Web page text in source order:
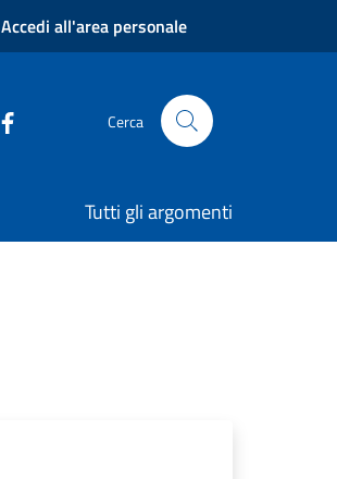
Accedi all'area personale
Cerca
Tutti gli argomenti